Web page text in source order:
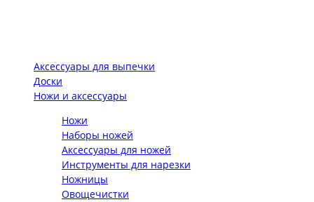
Аксессуары для выпечки
Доски
Ножи и аксессуары
Ножи
Наборы ножей
Аксессуары для ножей
Инструменты для нарезки
Ножницы
Овощечистки